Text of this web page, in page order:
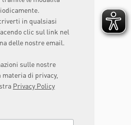
in qualsiasi
clic sul link nel
delle nostre email.
sulle nostre
di privacy,
Privacy Policy